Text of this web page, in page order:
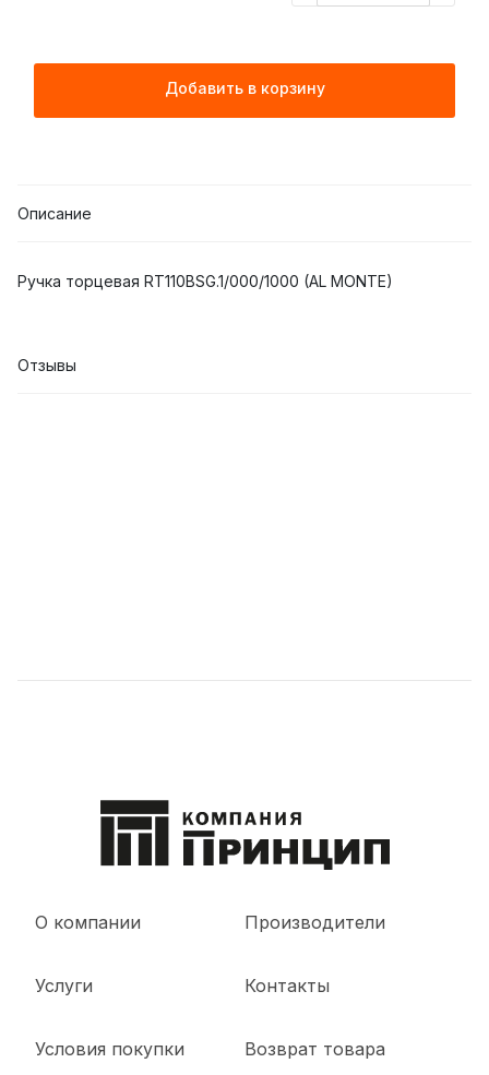
Добавить в корзину
Описание
Ручка торцевая RT110BSG.1/000/1000 (AL MONTE)
Отзывы
О компании
Услуги
Условия покупки
Производители
Контакты
Возврат товара